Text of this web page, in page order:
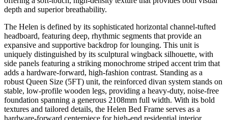
depth and superior breathability.
The Helen is defined by its sophisticated horizontal channel-tufted
headboard, featuring deep, rhythmic segments that provide an
expansive and supportive backdrop for lounging. This unit is
uniquely distinguished by its sculptural wingback silhouette, with
side panels featuring a striking monochrome striped accent trim that
adds a hardware-forward, high-fashion contrast. Standing as a
robust Queen Size (5FT) unit, the reinforced divan system stands on
stable, low-profile wooden legs, providing a heavy-duty, noise-free
foundation spanning a generous 2108mm full width. With its bold
textures and tailored details, the Helen Bed Frame serves as a
hardware-forward centerpiece for high-end residential interior